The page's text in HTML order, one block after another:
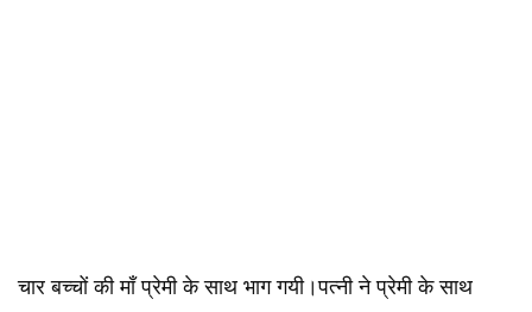
चार बच्चों की माँ प्रेमी के साथ भाग गयी।पत्नी ने प्रेमी के साथ